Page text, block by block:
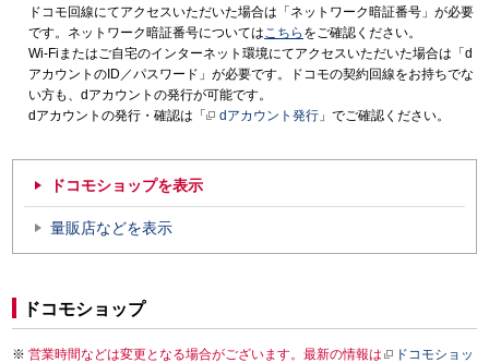
ドコモ回線にてアクセスいただいた場合は「ネットワーク暗証番号」が必要
です。ネットワーク暗証番号についてはこちら をご確認ください。
Wi-Fiまたはご自宅のインターネット環境にてアクセスいただいた場合は「d
アカウントのID／パスワード」が必要です。ドコモの契約回線をお持ちでな
い方も、dアカウントの発行が可能です。
dアカウントの発行・確認は「
dアカウント発行 」でご確認ください。
ドコモショップを表示
量販店などを表示
ドコモショップ
営業時間などは変更となる場合がございます。最新の情報は
ドコモショッ